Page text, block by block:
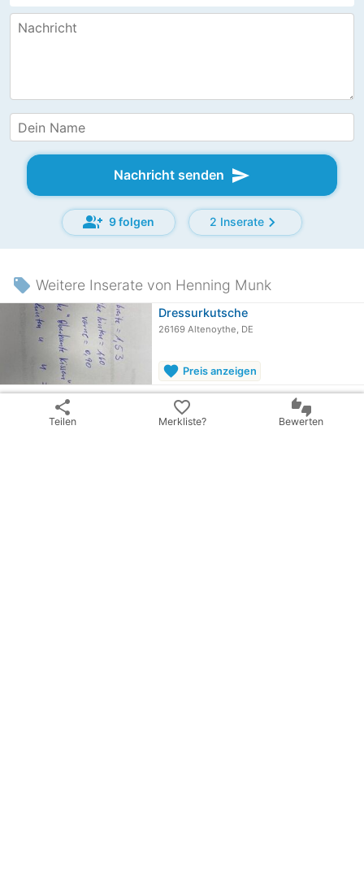
Nachricht senden send
group_add 9 folgen 2 Inseratechevron_right
local_offer Weitere Inserate von Henning Munk
Dressurkutsche
26169 Altenoythe, DE
favorite Preis anzeigen
Inserat teilen
share
Teilen
favorite_border
Merkliste?
thumbs_up_down
Bewerten